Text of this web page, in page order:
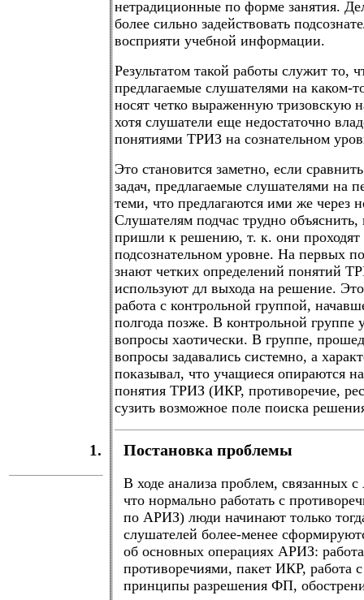
нетрадиционные по форме занятия.
более сильно задействовать
восприяти учебной информации.
Результатом такой работы служит то,
предлагаемые слушателями на каком-
носят четко выраженную тризовскую
хотя слушатели еще недостаточно
понятиями ТРИЗ на сознательном
Это становится заметно, если
задач, предлагаемые слушателями на
теми, что предлагаются ими же через
Слушателям подчас трудно
пришли к решению, т. к. они проходят
подсознательном уровне. На первых
знают четких определений понятий
используют дл выхода на решение.
работа с контрольной группой,
полгода позже. В контрольной группе
вопросы хаотически. В группе,
вопросы задавались системно, а
показывал, что учащиеся опираются
понятия ТРИЗ (ИКР, противоречие,
сузить возможное поле поиска
1. Постановка проблемы
В ходе анализа проблем, связанных
что нормально работать с
по АРИЗ) люди начинают только
слушателей более-менее
об основных операциях АРИЗ:
противоречиями, пакет ИКР, работа
принципы разрешения ФП,